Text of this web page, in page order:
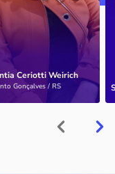
Ceriotti Weirich
Gonçalves / RS